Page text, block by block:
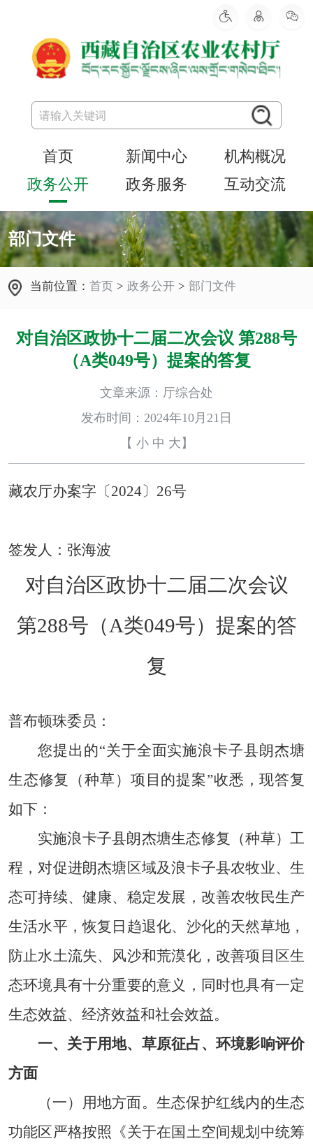
首页 新闻中心
机构概况
政务公开
政务服务 互动交流
部门文件
当前位置：首页 > 政务公开 > 部门文件
对自治区政协十二届二次会议 第288号
（A类049号）提案的答复
文章来源：厅综合处
发布时间：2024年10月21日
【 小 中 大 】
藏农厅办案字〔2024〕26号
签发人： 张海波
对自治区政协十二届二次会议
第288号（A类049号）提案的答
复
普布顿珠委员：
您提出的“关于全面实施浪卡子县朗杰塘
生态修复（种草）项目的提案”收悉，现答复
如下：
实施浪卡子县朗杰塘生态修复（种草）工
程，对促进朗杰塘区域及浪卡子县农牧业、生
态可持续、健康、稳定发展，改善农牧民生产
生活水平，恢复日趋退化、沙化的天然草地，
防止水土流失、风沙和荒漠化，改善项目区生
态环境具有十分重要的意义，同时也具有一定
生态效益、经济效益和社会效益。
一、关于用地、草原征占、环境影响评价
方面
（一）用地方面。 生态保护红线内的生态
功能区严格按照《关于在国土空间规划中统筹